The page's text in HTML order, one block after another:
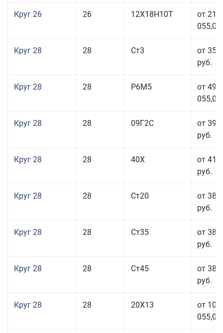
Круг 26 26 12Х18Н10Т
от 210
055,00
Круг 28 28 Ст3
от 35
руб.
Круг 28 28 Р6М5
от 499
055,00
Круг 28 28 09Г2С
от 39
руб.
Круг 28 28 40Х
от 41
руб.
Круг 28 28 Ст20
от 38
руб.
Круг 28 28 Ст35
от 38
руб.
Круг 28 28 Ст45
от 38
руб.
Круг 28 28 20Х13
от 103
055,00